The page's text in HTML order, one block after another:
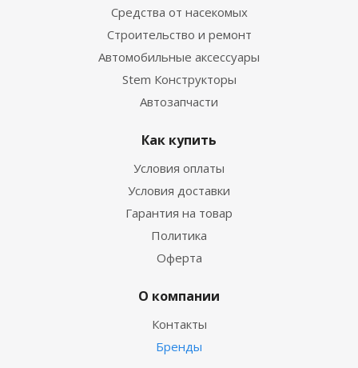
Средства от насекомых
Строительство и ремонт
Автомобильные аксессуары
Stem Конструкторы
Автозапчасти
Как купить
Условия оплаты
Условия доставки
Гарантия на товар
Политика
Оферта
О компании
Контакты
Бренды